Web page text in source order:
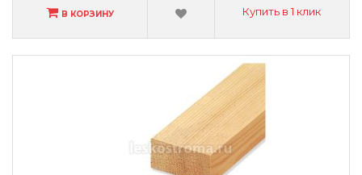
В КОРЗИНУ Купить в 1 клик